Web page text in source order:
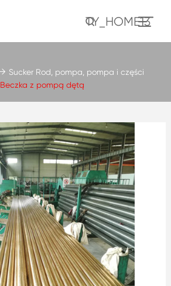
TY_HOME13
Sucker Rod, pompa, pompa i części
Beczka z pompą dętą